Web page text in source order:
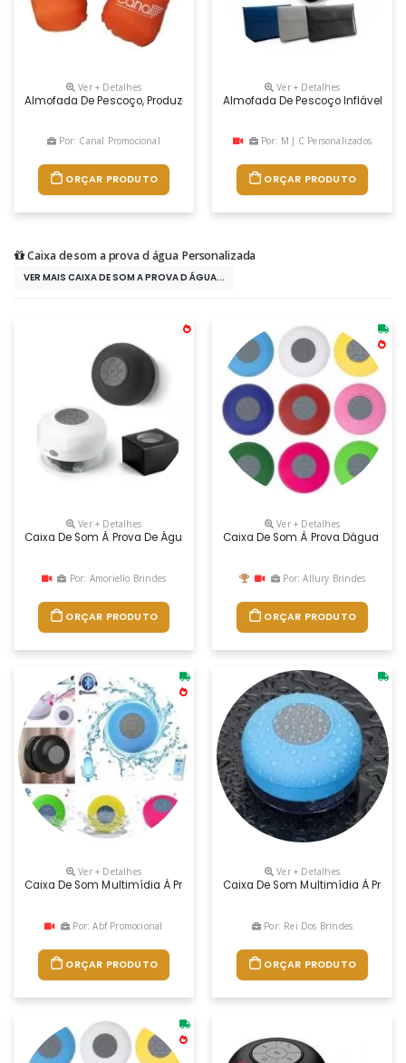
Ver + Detalhes
Almofada De Pescoço, Produzida Em Microfibra Com Enchimento Em
Por: Canal Promocional
ORÇAR PRODUTO
Ver + Detalhes
Almofada De Pescoço Inflável Em
Por: M J C Personalizados
ORÇAR PRODUTO
Caixa de som a prova d água Personalizada
VER MAIS CAIXA DE SOM A PROVA D ÁGUA...
Ver + Detalhes
Caixa De Som À Prova De Água. Abs. Acabamento Emborrachado.
Por: Amoriello Brindes
ORÇAR PRODUTO
Ver + Detalhes
Caixa De Som À Prova Dágua
Por: Allury Brindes
ORÇAR PRODUTO
Ver + Detalhes
Caixa De Som Multimídia À Prova D’Água Emborrachada Com
Por: Abf Promocional
ORÇAR PRODUTO
Ver + Detalhes
Caixa De Som Multimídia À Prova
Por: Rei Dos Brindes
ORÇAR PRODUTO